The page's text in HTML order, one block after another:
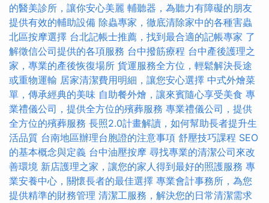
的醫美診所，讓你安心美麗 輔聽器，為聽力有障礙的朋友
提供有效的輔助設備 除蟲專家，徹底清除家中的各種害蟲
北區按摩選擇 台北記帳士推薦，找到最合適的記帳專家 了
解徵信公司提供的各項服務 台中撥筋療程 台中產後護理之
家，專業的產後恢復場所 貨運服務全方位，輕鬆解決長途
或重物運輸 居家清潔費用明細，讓您安心選擇 中式外燴菜
單，傳承經典的美味 自助餐外燴，讓來賓隨心享受美食 專
業禮儀公司，提供全方位的殯葬服務 專業禮儀公司，提供
全方位的殯葬服務 長照2.0計畫解讀，如何幫助長者提升生
活品質 台南地區辦理台胞證的注意事項 舒壓技巧課程 SEO
的基本概念與定義 台中油壓按摩 尋找專業的清潔公司來改
善環境 新店護理之家，讓您的家人得到最好的照護服務 專
業安養中心，關懷長者的最佳選擇 專業會計事務所，為您
提供精準的財務管理 清潔工服務，解決您的日常清潔需求